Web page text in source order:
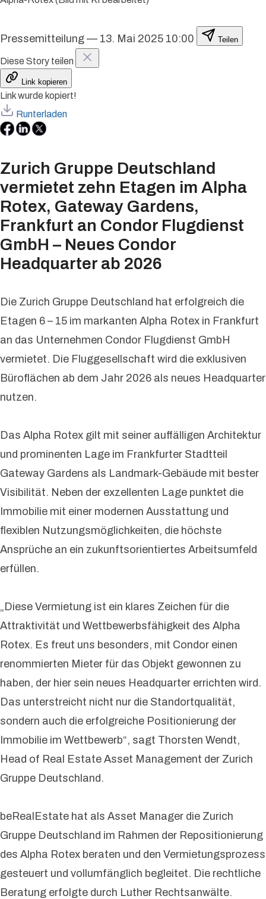
Pressemitteilung — 13. Mai 2025 10:00 Teilen
Diese Story teilen
Link kopieren
Link wurde kopiert!
Runterladen
Zurich Gruppe Deutschland
vermietet zehn Etagen im Alpha
Rotex, Gateway Gardens,
Frankfurt an Condor Flugdienst
GmbH – Neues Condor
Headquarter ab 2026
Die Zurich Gruppe Deutschland hat erfolgreich die
Etagen 6 – 15 im markanten Alpha Rotex in Frankfurt
an das Unternehmen Condor Flugdienst GmbH
vermietet. Die Fluggesellschaft wird die exklusiven
Büroflächen ab dem Jahr 2026 als neues Headquarter
nutzen.
Das Alpha Rotex gilt mit seiner auffälligen Architektur
und prominenten Lage im Frankfurter Stadtteil
Gateway Gardens als Landmark-Gebäude mit bester
Visibilität. Neben der exzellenten Lage punktet die
Immobilie mit einer modernen Ausstattung und
flexiblen Nutzungsmöglichkeiten, die höchste
Ansprüche an ein zukunftsorientiertes Arbeitsumfeld
erfüllen.
„Diese Vermietung ist ein klares Zeichen für die
Attraktivität und Wettbewerbsfähigkeit des Alpha
Rotex. Es freut uns besonders, mit Condor einen
renommierten Mieter für das Objekt gewonnen zu
haben, der hier sein neues Headquarter errichten wird.
Das unterstreicht nicht nur die Standortqualität,
sondern auch die erfolgreiche Positionierung der
Immobilie im Wettbewerb“, sagt Thorsten Wendt,
Head of Real Estate Asset Management der Zurich
Gruppe Deutschland.
beRealEstate hat als Asset Manager die Zurich
Gruppe Deutschland im Rahmen der Repositionierung
des Alpha Rotex beraten und den Vermietungsprozess
gesteuert und vollumfänglich begleitet. Die rechtliche
Beratung erfolgte durch Luther Rechtsanwälte.